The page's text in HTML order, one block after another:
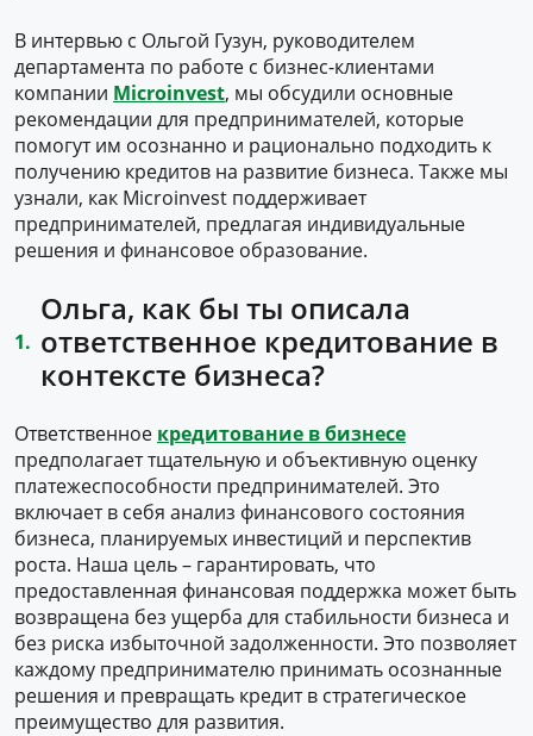
В интервью с Ольгой Гузун, руководителем
департамента по работе с бизнес-клиентами
компании Microinvest, мы обсудили основные
рекомендации для предпринимателей, которые
помогут им осознанно и рационально подходить к
получению кредитов на развитие бизнеса. Также мы
узнали, как Microinvest поддерживает
предпринимателей, предлагая индивидуальные
решения и финансовое образование.
Ольга, как бы ты описала
ответственное кредитование в
контексте бизнеса?
Ответственное кредитование в бизнесе
предполагает тщательную и объективную оценку
платежеспособности предпринимателей. Это
включает в себя анализ финансового состояния
бизнеса, планируемых инвестиций и перспектив
роста. Наша цель – гарантировать, что
предоставленная финансовая поддержка может быть
возвращена без ущерба для стабильности бизнеса и
без риска избыточной задолженности. Это позволяет
каждому предпринимателю принимать осознанные
решения и превращать кредит в стратегическое
преимущество для развития.